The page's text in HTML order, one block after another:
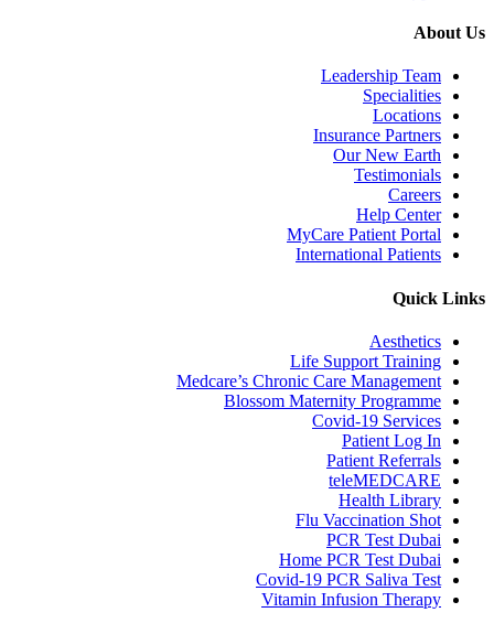
About Us
Leadership Team
Specialities
Locations
Insurance Partners
Our New Earth
Testimonials
Careers
Help Center
MyCare Patient Portal
International Patients
Quick Links
Aesthetics
Life Support Training
Medcare’s Chronic Care Management
Blossom Maternity Programme
Covid-19 Services
Patient Log In
Patient Referrals
teleMEDCARE
Health Library
Flu Vaccination Shot
PCR Test Dubai
Home PCR Test Dubai
Covid-19 PCR Saliva Test
Vitamin Infusion Therapy